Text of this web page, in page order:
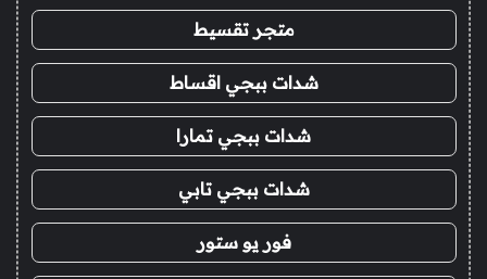
متجر تقسيط
شدات ببجي اقساط
شدات ببجي تمارا
شدات ببجي تابي
فور يو ستور